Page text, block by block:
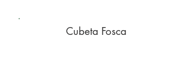
Cubeta Fosca